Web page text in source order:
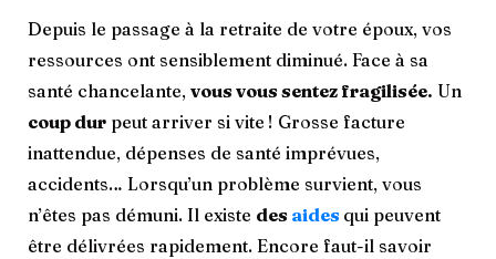
Depuis le passage à la retraite de votre époux, vos
ressources ont sensiblement diminué. Face à sa
santé chancelante, vous vous sentez fragilisée. Un
coup dur peut arriver si vite ! Grosse facture
inattendue, dépenses de santé imprévues,
accidents… Lorsqu’un problème survient, vous
n’êtes pas démuni. Il existe des aides qui peuvent
être délivrées rapidement. Encore faut-il savoir